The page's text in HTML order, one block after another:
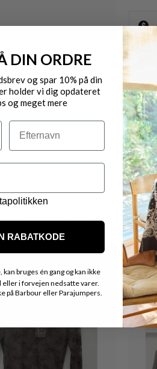
VARER FRA
Nyhed
DIN ORDRE
og spar 10% på din
holder vi dig opdateret
og meget mere
Efternavn
RABATKODE
bruges én gang og kan ikke
i forvejen nedsatte varer.
på Barbour eller Parajumpers.